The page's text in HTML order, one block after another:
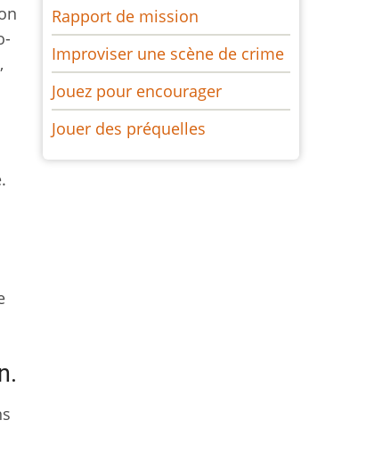
Rapport de mission
Improviser une scène de crime
Jouez pour encourager
Jouer des préquelles